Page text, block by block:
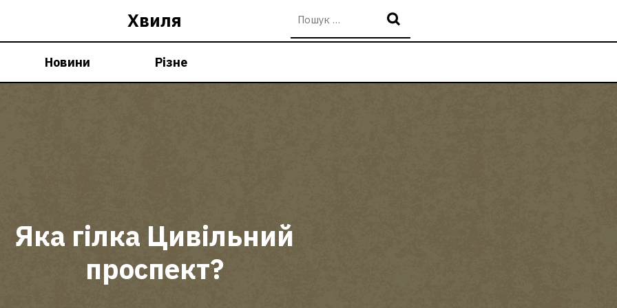
Хвиля
Новини Різне
Яка гілка Цивільний
проспект?